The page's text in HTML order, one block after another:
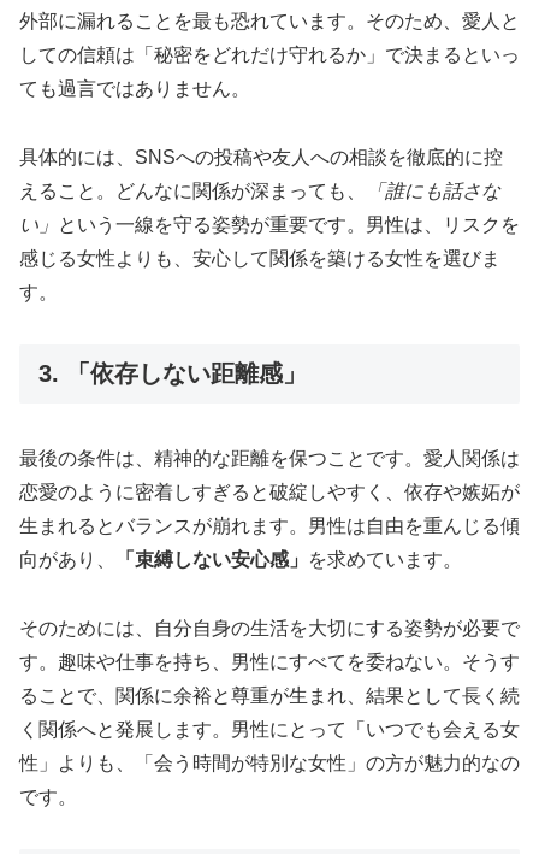
外部に漏れることを最も恐れています。そのため、愛人と
しての信頼は「秘密をどれだけ守れるか」で決まるといっ
ても過言ではありません。
具体的には、SNSへの投稿や友人への相談を徹底的に控
えること。どんなに関係が深まっても、
「誰にも話さな
い」 という一線を守る姿勢が重要です。男性は、リスクを
感じる女性よりも、安心して関係を築ける女性を選びま
す。
3. 「依存しない距離感」
最後の条件は、精神的な距離を保つことです。愛人関係は
恋愛のように密着しすぎると破綻しやすく、依存や嫉妬が
生まれるとバランスが崩れます。男性は自由を重んじる傾
向があり、
「束縛しない安心感」 を求めています。
そのためには、自分自身の生活を大切にする姿勢が必要で
す。趣味や仕事を持ち、男性にすべてを委ねない。そうす
ることで、関係に余裕と尊重が生まれ、結果として長く続
く関係へと発展します。男性にとって「いつでも会える女
性」よりも、「会う時間が特別な女性」の方が魅力的なの
です。